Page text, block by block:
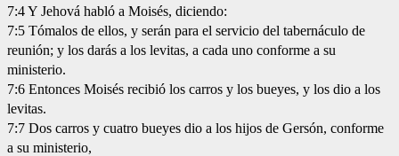
7:4 Y Jehová habló a Moisés, diciendo:
7:5 Tómalos de ellos, y serán para el servicio del tabernáculo de
reunión; y los darás a los levitas, a cada uno conforme a su
ministerio.
7:6 Entonces Moisés recibió los carros y los bueyes, y los dio a los
levitas.
7:7 Dos carros y cuatro bueyes dio a los hijos de Gersón, conforme
a su ministerio,